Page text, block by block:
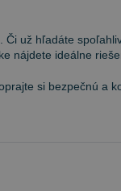
Či už hľadáte
nájdete ideálne
si bezpečnú a